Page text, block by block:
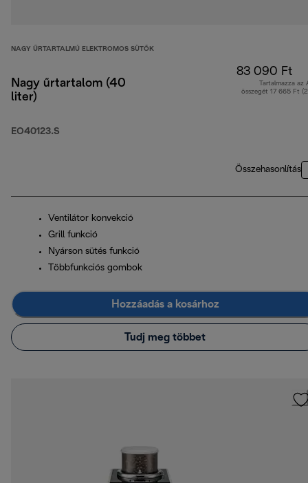
NAGY ŰRTARTALMÚ ELEKTROMOS SÜTŐK
Nagy űrtartalom (40
liter)
EO40123.S
83 090 Ft
Tartalmazza az
összegét 17 665 Ft
Összehasonlítás
Ventilátor konvekció
Grill funkció
Nyárson sütés funkció
Többfunkciós gombok
Hozzáadás a kosárhoz
Tudj meg többet